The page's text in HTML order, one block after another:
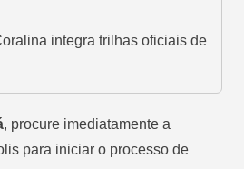
integra trilhas oficiais de
, procure imediatamente a
para iniciar o processo de